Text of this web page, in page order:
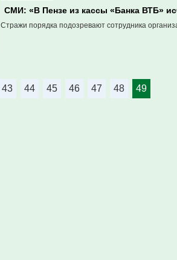
СМИ: «В Пензе из кассы «Банка ВТБ»
Стражи порядка подозревают сотрудника
43 44 45 46 47 48 49